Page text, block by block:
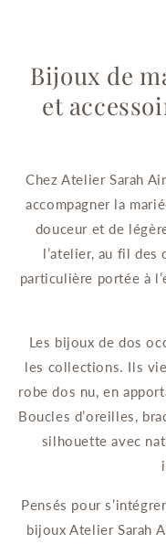
Bijoux de
et
Chez Atelier Sarah
accompagner la
douceur et de
l’atelier, au fil des
particulière portée à
Les bijoux de dos
les collections. Ils
robe dos nu, en
Boucles d’oreilles,
silhouette avec
Pensés pour
bijoux Atelier Sarah